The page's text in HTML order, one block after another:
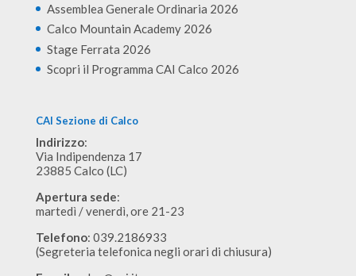
Assemblea Generale Ordinaria 2026
Calco Mountain Academy 2026
Stage Ferrata 2026
Scopri il Programma CAI Calco 2026
CAI Sezione di Calco
Indirizzo:
Via Indipendenza 17
23885 Calco (LC)
Apertura sede:
martedì / venerdì, ore 21-23
Telefono: 039.2186933
(Segreteria telefonica negli orari di chiusura)